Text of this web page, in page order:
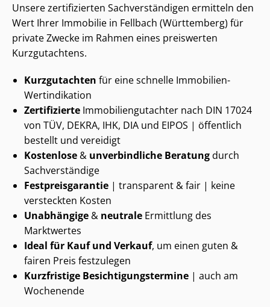
Unsere zertifizierten Sach­ver­stän­di­gen ermitteln den
Wert Ihrer Immobilie in Fellbach (Württemberg) für
private Zwecke im Rahmen eines preiswerten
Kurzgutachtens.
Kurzgutachten für eine schnelle Immobilien-
Wertindikation
Zertifizierte Im­mo­bi­li­en­gut­ach­ter nach DIN 17024
von TÜV, DEKRA, IHK, DIA und EIPOS | öffentlich
bestellt und vereidigt
Kostenlose & unverbindliche Beratungdurch
Sachverständige
Fest­preis­ga­ran­tie | transparent & fair | keine
versteckten Kosten
Unabhängige & neutrale Ermittlung des
Marktwertes
Ideal für Kauf und Verkauf, um einen guten &
fairen Preis festzulegen
Kurzfristige Be­sich­ti­gungs­ter­mi­ne | auch am
Wochenende